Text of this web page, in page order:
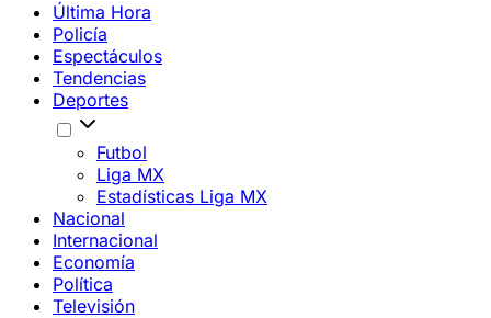
Última Hora
Policía
Espectáculos
Tendencias
Deportes
Futbol
Liga MX
Estadísticas Liga MX
Nacional
Internacional
Economía
Política
Televisión